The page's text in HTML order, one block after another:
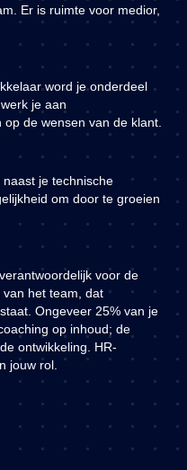
Er is ruimte voor medior,
word je onderdeel
je aan
de wensen van de klant.
je technische
om door te groeien
voor de
het team, dat
Ongeveer 25% van je
op inhoud; de
ontwikkeling. HR-
jouw rol.